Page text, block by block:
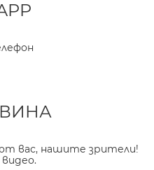
вас, нашите зрители!